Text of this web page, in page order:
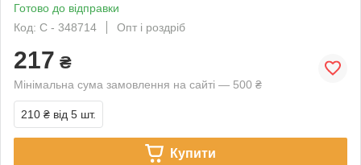
Готово до відправки
Код: C - 348714
Опт і роздріб
217 ₴
Мінімальна сума замовлення на сайті — 500 ₴
210 ₴ від 5 шт.
Купити